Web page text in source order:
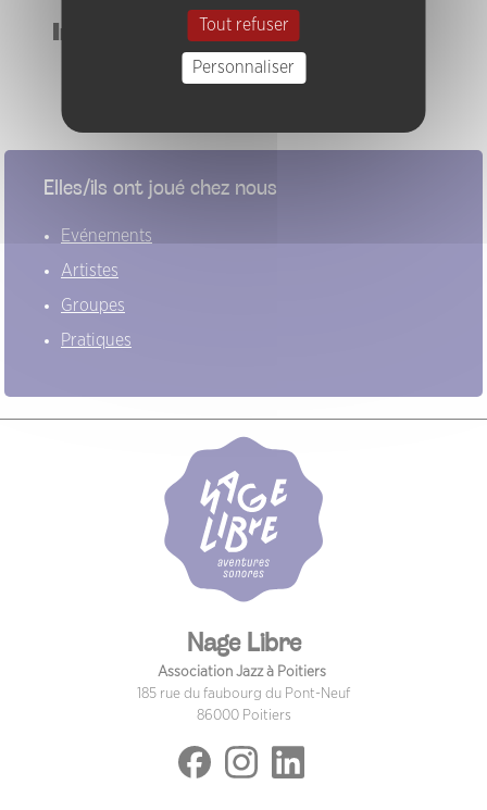
Instruments
Elles/ils ont joué chez nous
Evénements
Artistes
Groupes
Pratiques
Nage Libre
Association Jazz à Poitiers
185 rue du faubourg du Pont-Neuf
86000 Poitiers
Tout refuser
Personnaliser